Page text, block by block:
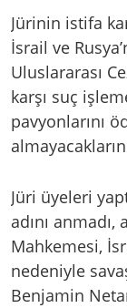
Jürinin istifa
İsrail ve
Uluslararası
karşı suç
pavyonlarını
Jüri üyeleri
adını anmadı,
Mahkemesi,
nedeniyle
Benjamin